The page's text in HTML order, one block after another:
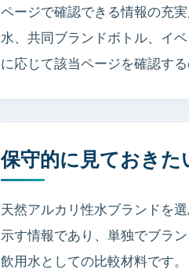
ページで確認できる情報の充
水、共同ブランドボトル、イ
に応じて該当ページを確認する
保守的に見ておきた
天然アルカリ性水ブランドを
示す情報であり、単独でブラ
飲用水としての比較材料です